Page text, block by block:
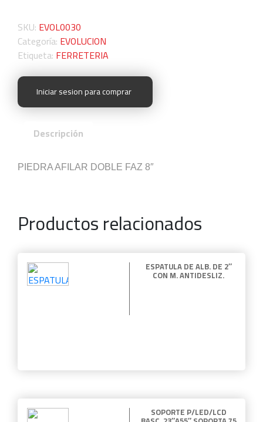
SKU: EVOL0030
Categoría: EVOLUCION
Etiqueta: FERRETERIA
Iniciar sesion para comprar
Descripción
PIEDRA AFILAR DOBLE FAZ 8″
Productos relacionados
ESPATULA DE ALB. DE 2″
CON M. ANTIDESLIZ.
SOPORTE P/LED/LCD